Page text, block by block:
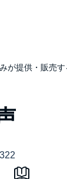
が提供・販売